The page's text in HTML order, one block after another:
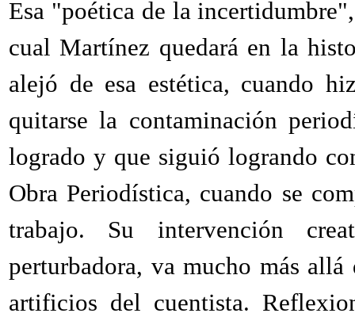
Esa "poética de la
cual Martínez quedará en la
alejó de esa estética, cuando
quitarse la contaminación
logrado y que siguió logrando
Obra Periodística, cuando se
trabajo. Su intervención
perturbadora, va mucho más
artificios del cuentista.